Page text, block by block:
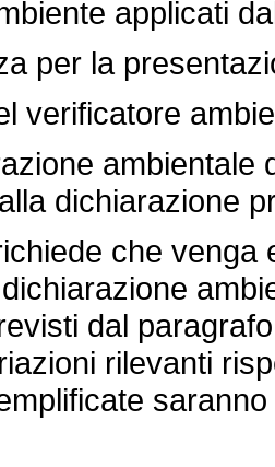
applicati
per la
verificatore
ambientale
dichiarazione
che venga
dal
rilevanti